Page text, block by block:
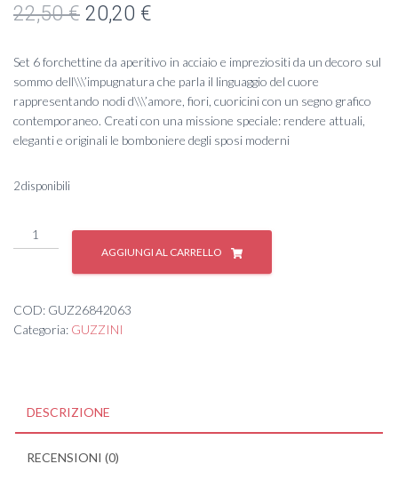
22,50€ Il
originale
era:
22,50 €.
20,20 €
attuale
è:
20,20 €.
Set 6 forchettine da aperitivo in acciaio e impreziositi da un decoro sul
sommo dell\\\’impugnatura che parla il linguaggio del cuore
rappresentando nodi d\\\’amore, fiori, cuoricini con un segno grafico
contemporaneo. Creati con una missione speciale: rendere attuali,
eleganti e originali le bomboniere degli sposi moderni
2 disponibili
SET
APERITIVO
'LOVE'
AGGIUNGI AL CARRELLO
COD: GUZ26842063
Categoria: GUZZINI
DESCRIZIONE
RECENSIONI (0)